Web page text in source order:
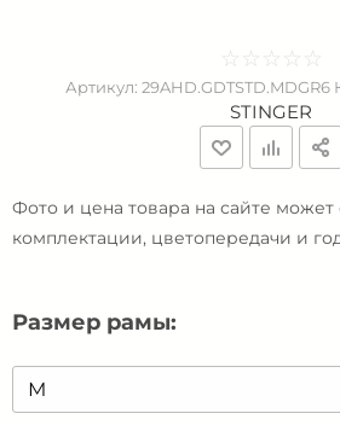
☆ ☆ ☆ ☆ ☆
★ ★ ★ ★ ★
Артикул: 29AHD.GDTSTD.MDGR6
STINGER
Фото и цена товара на сайте может
комплектации, цветопередачи и
Размер рамы: